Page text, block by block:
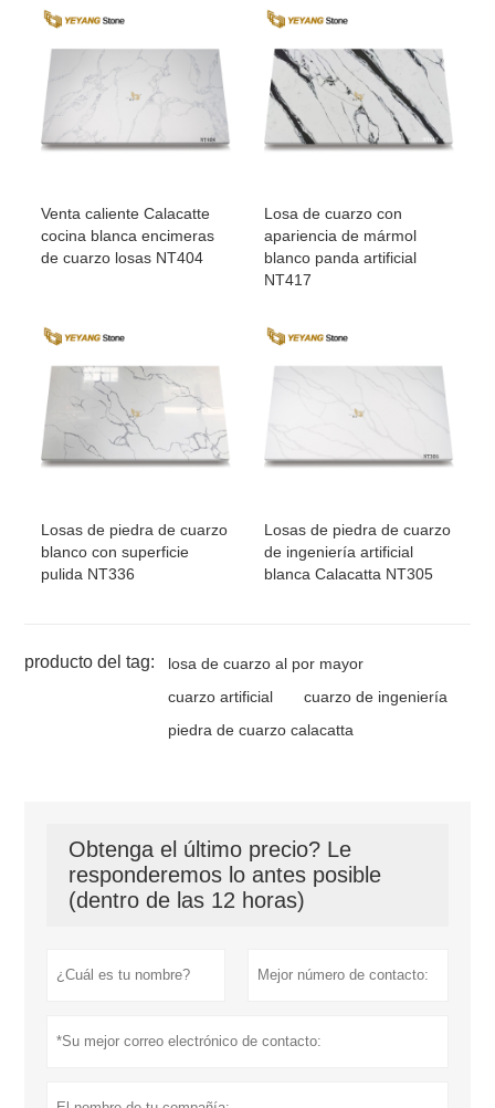
Venta caliente Calacatte
cocina blanca encimeras
de cuarzo losas NT404
Losa de cuarzo con
apariencia de mármol
blanco panda artificial
NT417
Losas de piedra de cuarzo
blanco con superficie
pulida NT336
Losas de piedra de cuarzo
de ingeniería artificial
blanca Calacatta NT305
producto del tag:
losa de cuarzo al por mayor
cuarzo artificial
cuarzo de ingeniería
piedra de cuarzo calacatta
Obtenga el último precio? Le
responderemos lo antes posible
(dentro de las 12 horas)